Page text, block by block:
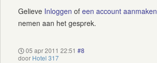
Gelieve Inloggen of een account aanmaken
nemen aan het gesprek.
05 apr 2011 22:51 #8
door Hotel 317